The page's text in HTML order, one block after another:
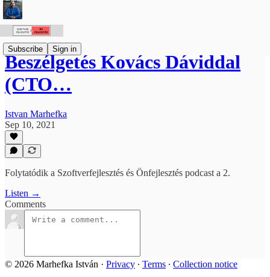
Subscribe Sign in
Beszélgetés Kovács Dáviddal
(CTO…
Istvan Marhefka
Sep 10, 2021
Folytatódik a Szoftverfejlesztés és Önfejlesztés podcast a 2.
Listen →
Comments
© 2026 Marhefka István · Privacy ∙ Terms ∙ Collection notice